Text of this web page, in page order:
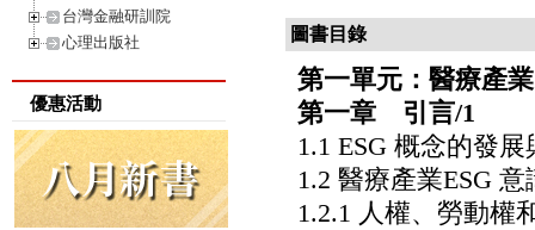
台灣金融研訓院
心理出版社
優惠活動
圖書目錄
第一單元：醫療產
第一章 引言/1
1.1 ESG 概念的發
1.2 醫療產業ESG 意
1.2.1 人權、勞動權